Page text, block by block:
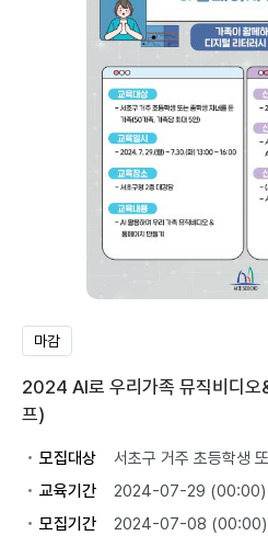
마감
2024 AI로 우리가족 뮤직비디오
프)
모집대상
서초구 거주 초등학생
교육기간
2024-07-29
모집기간
2024-07-08